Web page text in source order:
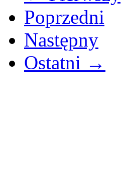
Poprzedni
Następny
Ostatni →